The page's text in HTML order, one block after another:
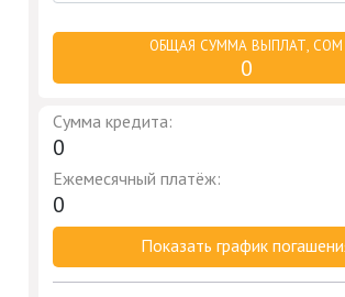
ОБЩАЯ СУММА ВЫПЛАТ, СОМ
0
Сумма кредита:
0
Ежемесячный платёж:
0
Показать график